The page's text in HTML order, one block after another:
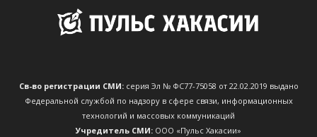
Св-во регистрации СМИ:серия Эл № ФС77-75058 от 22.02.2019 выдано
Федеральной службой по надзору в сфере связи, информационных
технологий и массовых коммуникаций
Учредитель СМИ: ООО «Пульс Хакасии»